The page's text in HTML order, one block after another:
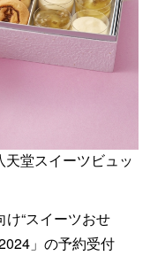
天堂スイーツビュッ
“スイーツおせ
」の予約受付